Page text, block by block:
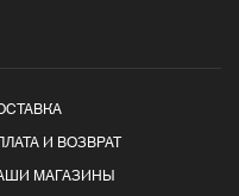
И ВОЗВРАТ
МАГАЗИНЫ